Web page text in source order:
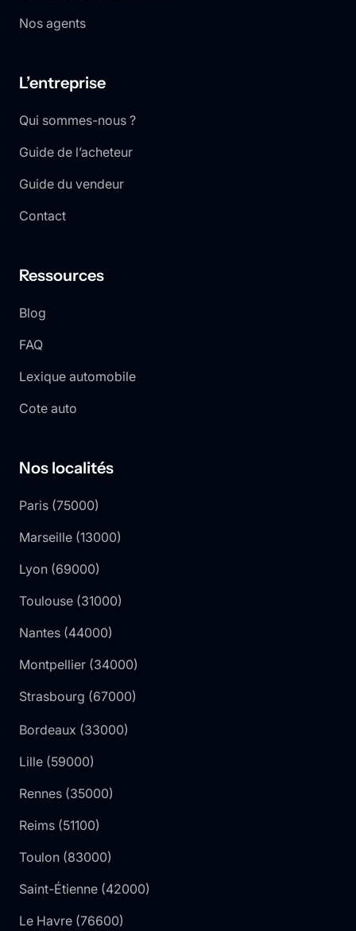
Nos agents
L’entreprise
Qui sommes-nous ?
Guide de l’acheteur
Guide du vendeur
Contact
Ressources
Blog
FAQ
Lexique automobile
Cote auto
Nos localités
Paris (75000)
Marseille (13000)
Lyon (69000)
Toulouse (31000)
Nantes (44000)
Montpellier (34000)
Strasbourg (67000)
Bordeaux (33000)
Lille (59000)
Rennes (35000)
Reims (51100)
Toulon (83000)
Saint-Étienne (42000)
Le Havre (76600)